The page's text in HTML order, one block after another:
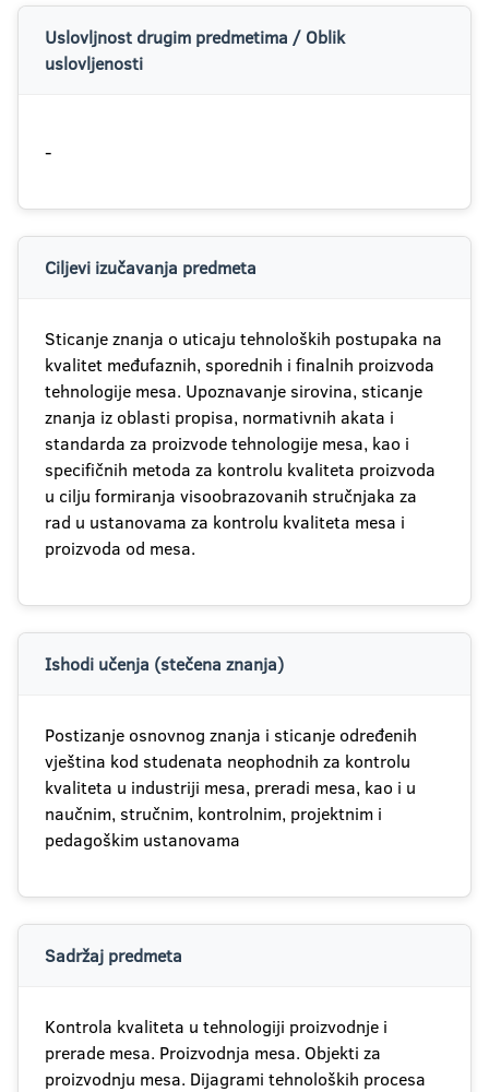
Uslovljnost drugim predmetima / Oblik
uslovljenosti
-
Ciljevi izučavanja predmeta
Sticanje znanja o uticaju tehnoloških postupaka na
kvalitet međufaznih, sporednih i finalnih proizvoda
tehnologije mesa. Upoznavanje sirovina, sticanje
znanja iz oblasti propisa, normativnih akata i
standarda za proizvode tehnologije mesa, kao i
specifičnih metoda za kontrolu kvaliteta proizvoda
u cilju formiranja visoobrazovanih stručnjaka za
rad u ustanovama za kontrolu kvaliteta mesa i
proizvoda od mesa.
Ishodi učenja (stečena znanja)
Postizanje osnovnog znanja i sticanje određenih
vještina kod studenata neophodnih za kontrolu
kvaliteta u industriji mesa, preradi mesa, kao i u
naučnim, stručnim, kontrolnim, projektnim i
pedagoškim ustanovama
Sadržaj predmeta
Kontrola kvaliteta u tehnologiji proizvodnje i
prerade mesa. Proizvodnja mesa. Objekti za
proizvodnju mesa. Dijagrami tehnoloških procesa